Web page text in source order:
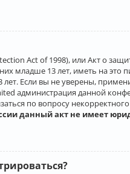
Act of 1998), или Акт о
младше 13 лет, иметь на это
Если вы не уверены,
администрация данной
по вопросу
данный акт не имеет